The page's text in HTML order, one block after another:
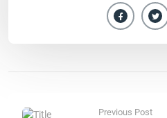
Previous Post